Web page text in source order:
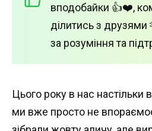
вподобайки 👍❤️,
ділитись з
за розуміння та
Цього року в нас
ми вже просто не